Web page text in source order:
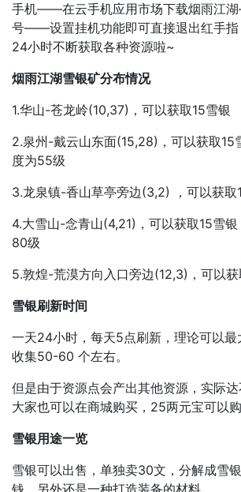
手机——在云手机应用市场下载烟雨江
号——设置挂机功能即可直接退出红手指
24小时不断获取各种资源啦~
烟雨江湖雪银矿分布情况
1.华山-苍龙岭(10,37)，可以获取15雪银
2.泉州-戴云山东面(15,28)，可以获取15
度为55级
3.龙泉镇-香山草亭旁边(3,2) ，可以获取
4.大雪山-念青山(4,21)，可以获取15雪
80级
5.敦煌-荒漠方向入口旁边(12,3)，可以获
雪银刷新时间
一天24小时，每天5点刷新，理论可以
收集50-60 个左右。
但是由于资源点会产出其他资源，实际
大家也可以在商城购买，25两元宝可以购
雪银用途一览
雪银可以出售，单独卖30文，分解成雪
钱，另外还是一种打造装备的材料。